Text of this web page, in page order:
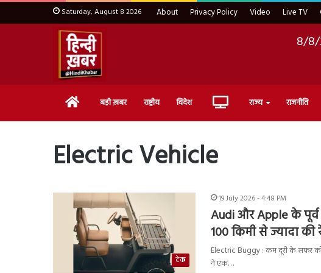
Saturday, August 8 2026 About Privacy Policy Video Live TV
8/8/
Home बड़ी ख़बर राष्ट्रीय विदेश Live राज्य राजनीति
Electric Vehicle
टेक
19 July 2026 - 4:48 PM
Audi और Apple के पूर्व
100 किमी से ज्यादा
Electric Buggy : कम दूरी के सफर
ने एक…